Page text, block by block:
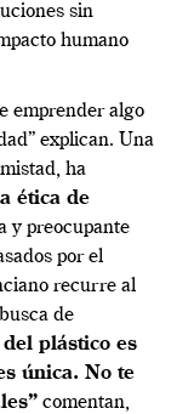
sin
humano
emprender algo
explican. Una
ha
ética de
y preocupante
por el
recurre al
de
del plástico es
única. No te
comentan,